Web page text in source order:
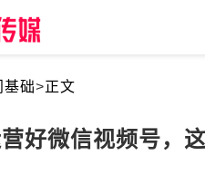
基础>正文
好微信视频号，